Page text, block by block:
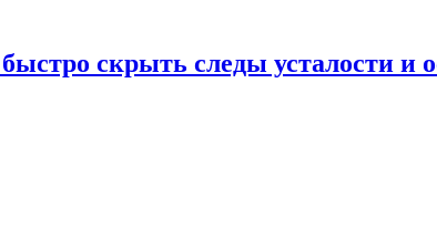
скрыть следы усталости и